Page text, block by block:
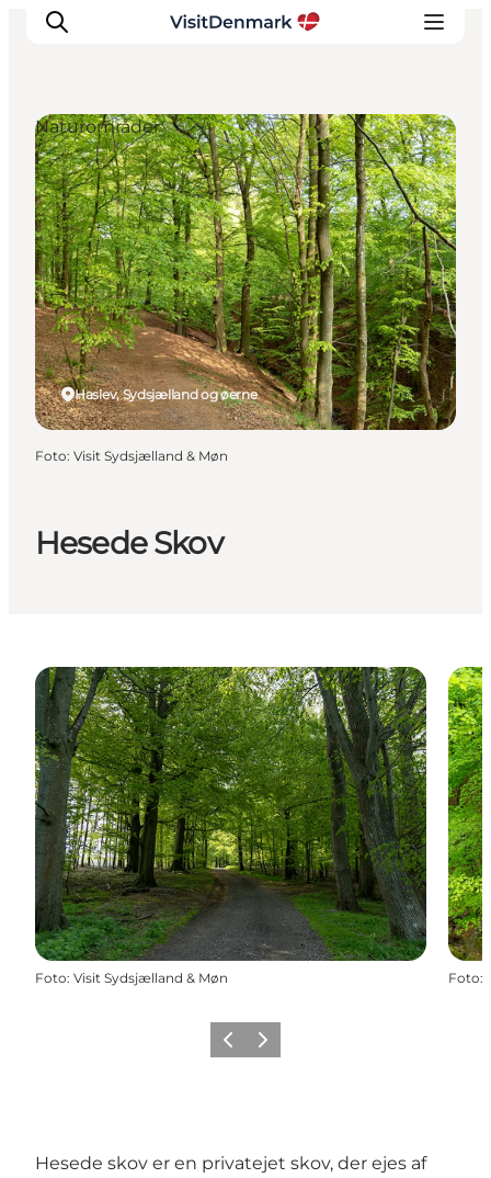
Inspiration
Destinationer
Oplevelser
Overnatning
Planlæg ferien
Hesede Skov
Haslev, Sydsjælland og øerne
Naturområder
Foto: Visit Sydsjælland & Møn
Foto: Visit Sydsjælland & Møn Foto:
ForrigeNæste
Hesede skov er en privatejet skov, der ejes af